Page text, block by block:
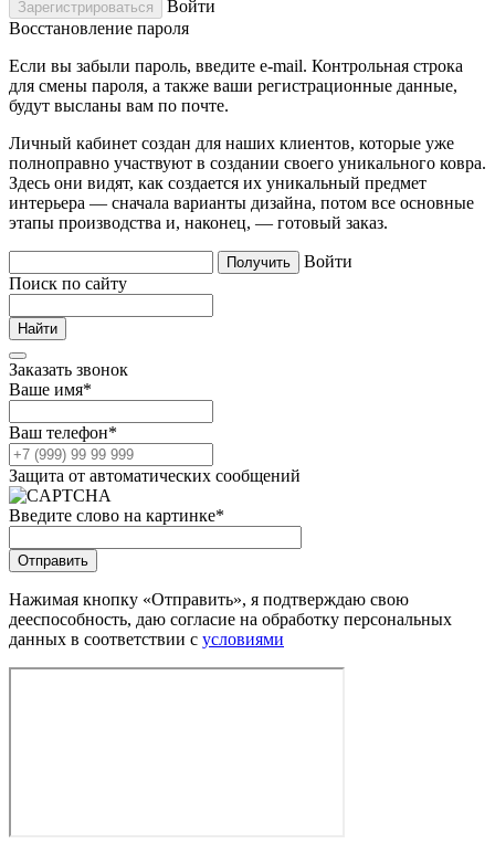
Войти
Восстановление пароля
Если вы забыли пароль, введите e-mail. Контрольная строка
для смены пароля, а также ваши регистрационные данные,
будут высланы вам по почте.
Личный кабинет создан для наших клиентов, которые уже
полноправно участвуют в создании своего уникального ковра.
Здесь они видят, как создается их уникальный предмет
интерьера — сначала варианты дизайна, потом все основные
этапы производства и, наконец, — готовый заказ.
Войти
Поиск по сайту
Заказать звонок
Ваше имя*
Ваш телефон*
Защита от автоматических сообщений
Введите слово на картинке*
Нажимая кнопку «Отправить», я подтверждаю свою
дееспособность, даю согласие на обработку персональных
данных в соответствии с условиями